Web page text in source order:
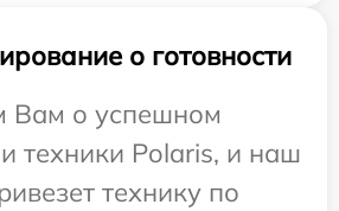
о готовности
о успешном
техники Polaris, и наш
технику по